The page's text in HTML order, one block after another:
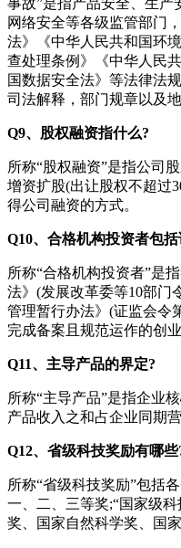
事故”是指产品安全、生产
网络安全等各级监管部门
法》《中华人民共和国环
查处理条例》《中华人民
国数据安全法》等法律法
司法解释，部门规章以及
Q9、股权融资指什么?
所称“股权融资”是指公司
增资扩股(出让股权不超过
得公司融资的方式。
Q10、合格机构投资者包括
所称“合格机构投资者”是
法》(发展改革委等10部门
管理暂行办法》(证监会令
完成备案且规范运作的创
Q11、主导产品的界定?
所称“主导产品”是指企业
产品收入之和占企业同期
Q12、省级科技奖励有哪些
所称“省级科技奖励”包括
一、二、三等奖;“国家级
奖、国家自然科学奖、国